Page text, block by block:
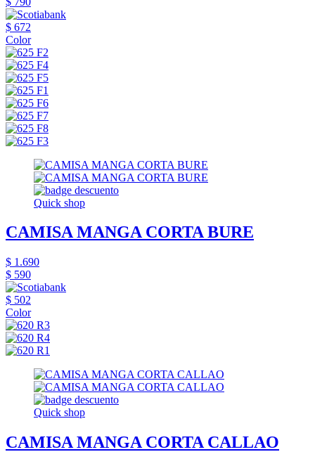
$ 672
Color
Quick shop
CAMISA MANGA CORTA BURE
$ 1.690
$ 590
$ 502
Color
Quick shop
CAMISA MANGA CORTA CALLAO